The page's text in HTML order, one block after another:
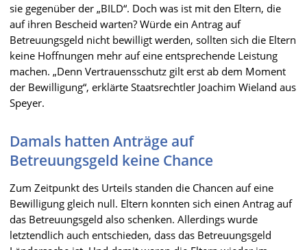
sie gegenüber der „BILD“. Doch was ist mit den Eltern, die
auf ihren Bescheid warten? Würde ein Antrag auf
Betreuungsgeld nicht bewilligt werden, sollten sich die Eltern
keine Hoffnungen mehr auf eine entsprechende Leistung
machen. „Denn Vertrauensschutz gilt erst ab dem Moment
der Bewilligung“, erklärte Staatsrechtler Joachim Wieland aus
Speyer.
Damals hatten Anträge auf
Betreuungsgeld keine Chance
Zum Zeitpunkt des Urteils standen die Chancen auf eine
Bewilligung gleich null. Eltern konnten sich einen Antrag auf
das Betreuungsgeld also schenken. Allerdings wurde
letztendlich auch entschieden, dass das Betreuungsgeld